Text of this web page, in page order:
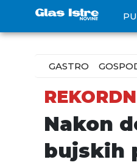
GASTRO
Nakon
bujskih